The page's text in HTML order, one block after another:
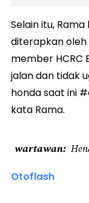
Selain itu,
diterapkan oleh
member HCRC
jalan dan tidak
honda saat ini
kata Rama.
wartawan
Otoflash